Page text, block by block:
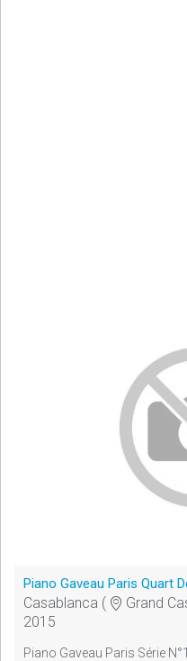
Piano Gaveau Paris Quart
Casablanca ( Grand
2015
Piano Gaveau Paris Série